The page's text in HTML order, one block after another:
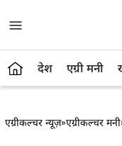
देश एग्री मनी
एग्रीकल्चर न्यूज़»एग्रीकल्चर मनी